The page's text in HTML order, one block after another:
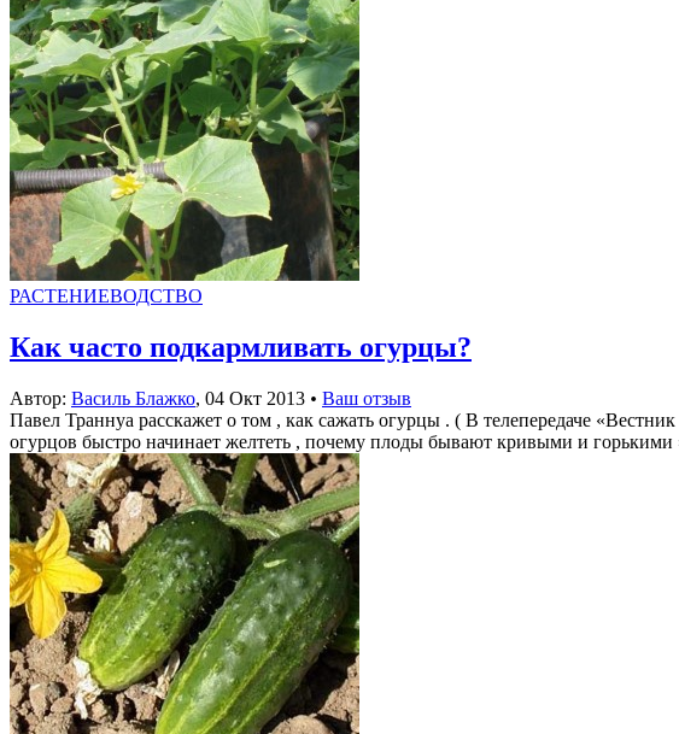
РАСТЕНИЕВОДСТВО
Как часто подкармливать огурцы?
Автор: Василь Блажко, 04 Окт 2013 • Ваш отзыв
Павел Траннуа расскажет о том , как сажать огурцы . ( В телепередаче
огурцов быстро начинает желтеть , почему плоды бывают кривыми и горькими